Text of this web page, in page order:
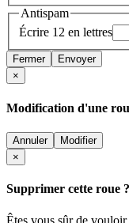
Antispam
Écrire 12 en lettres
Fermer
Envoyer
×
Modification d'une
Annuler
Modifier
×
Supprimer cette roue ?
Êtes vous sûr de